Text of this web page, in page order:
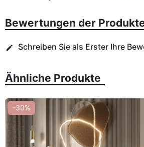
Bewertungen der
edit Schreiben Sie als Erster Ihre
Ähnliche Produkte
-30%